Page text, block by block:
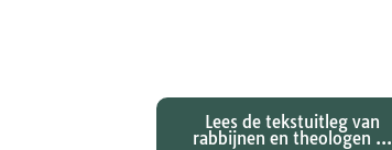
Lees de tekstuitleg van
rabbijnen en theologen ...